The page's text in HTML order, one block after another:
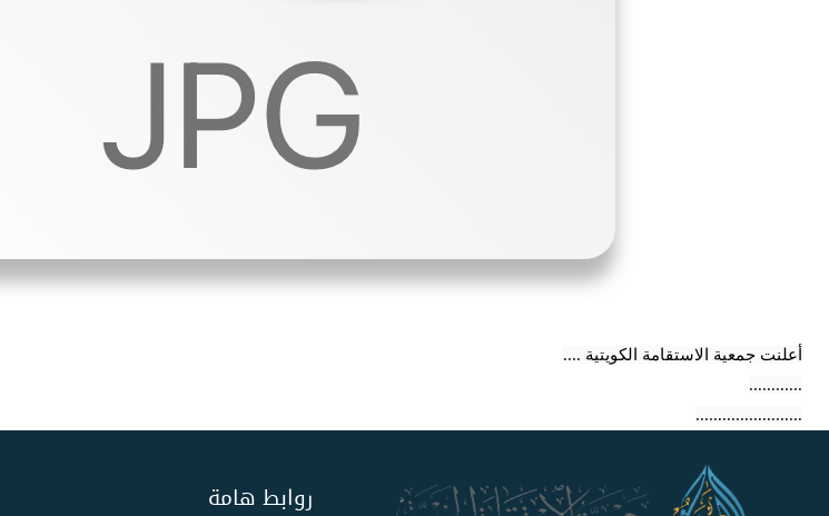
أعلنت جمعية الاستقامة الكويتية ....
............
........................
روابط هامة